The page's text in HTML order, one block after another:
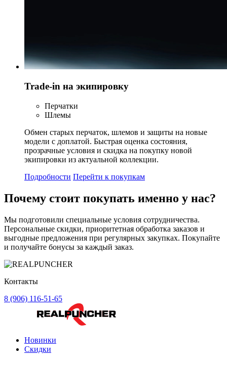
Trade-in на экипировку
Перчатки
Шлемы
Обмен старых перчаток, шлемов и защиты на новые
модели с доплатой. Быстрая оценка состояния,
прозрачные условия и скидка на покупку новой
экипировки из актуальной коллекции.
Подробности Перейти к покупкам
Почему стоит покупать именно у нас?
Мы подготовили специальные условия сотрудничества.
Персональные скидки, приоритетная обработка заказов и
выгодные предложения при регулярных закупках. Покупайте
и получайте бонусы за каждый заказ.
Контакты
8 (906) 116-51-65
Новинки
Скидки